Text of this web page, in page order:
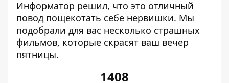
Информатор решил, что это отличный
повод пощекотать себе нервишки. Мы
подобрали для вас несколько страшных
фильмов, которые скрасят ваш вечер
пятницы.
1408